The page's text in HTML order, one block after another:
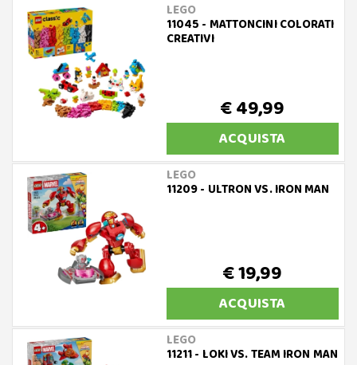
LEGO
11045 - MATTONCINI COLORATI
CREATIVI
€ 49,99
ACQUISTA
LEGO
11209 - ULTRON VS. IRON MAN
€ 19,99
ACQUISTA
LEGO
11211 - LOKI VS. TEAM IRON MAN